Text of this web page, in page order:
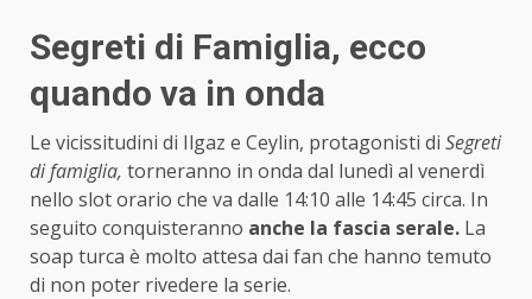
Segreti di Famiglia, ecco
quando va in onda
Le vicissitudini di Ilgaz e Ceylin, protagonisti di Segreti
di famiglia, torneranno in onda dal lunedì al venerdì
nello slot orario che va dalle 14:10 alle 14:45 circa. In
seguito conquisteranno anche la fascia serale. La
soap turca è molto attesa dai fan che hanno temuto
di non poter rivedere la serie.